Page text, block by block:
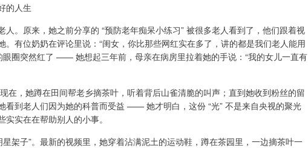
的人生
。原来，她之前分享的 “预防老年痴呆小练习” 被很多老人看到了，他们跟着视
有位奶奶在评论里说：“闺女，你比那些网红实在多了，讲的都是我们老人能用
眼圈突然红了 —— 她想起三年前，母亲在病房里拉着她的手说：“我的女儿一直有
在，她蹲在田间帮老乡摘茶叶，听着背后山雀清脆的叫声；直到她收到粉丝的留
看到老人们因为她的科普而受益 —— 她才明白，这份 “光” 不是来自央视的聚光
实在在帮助别人的小事。
架子”。最新的视频里，她穿着沾满泥土的运动鞋，蹲在茶园里，一边摘茶叶一